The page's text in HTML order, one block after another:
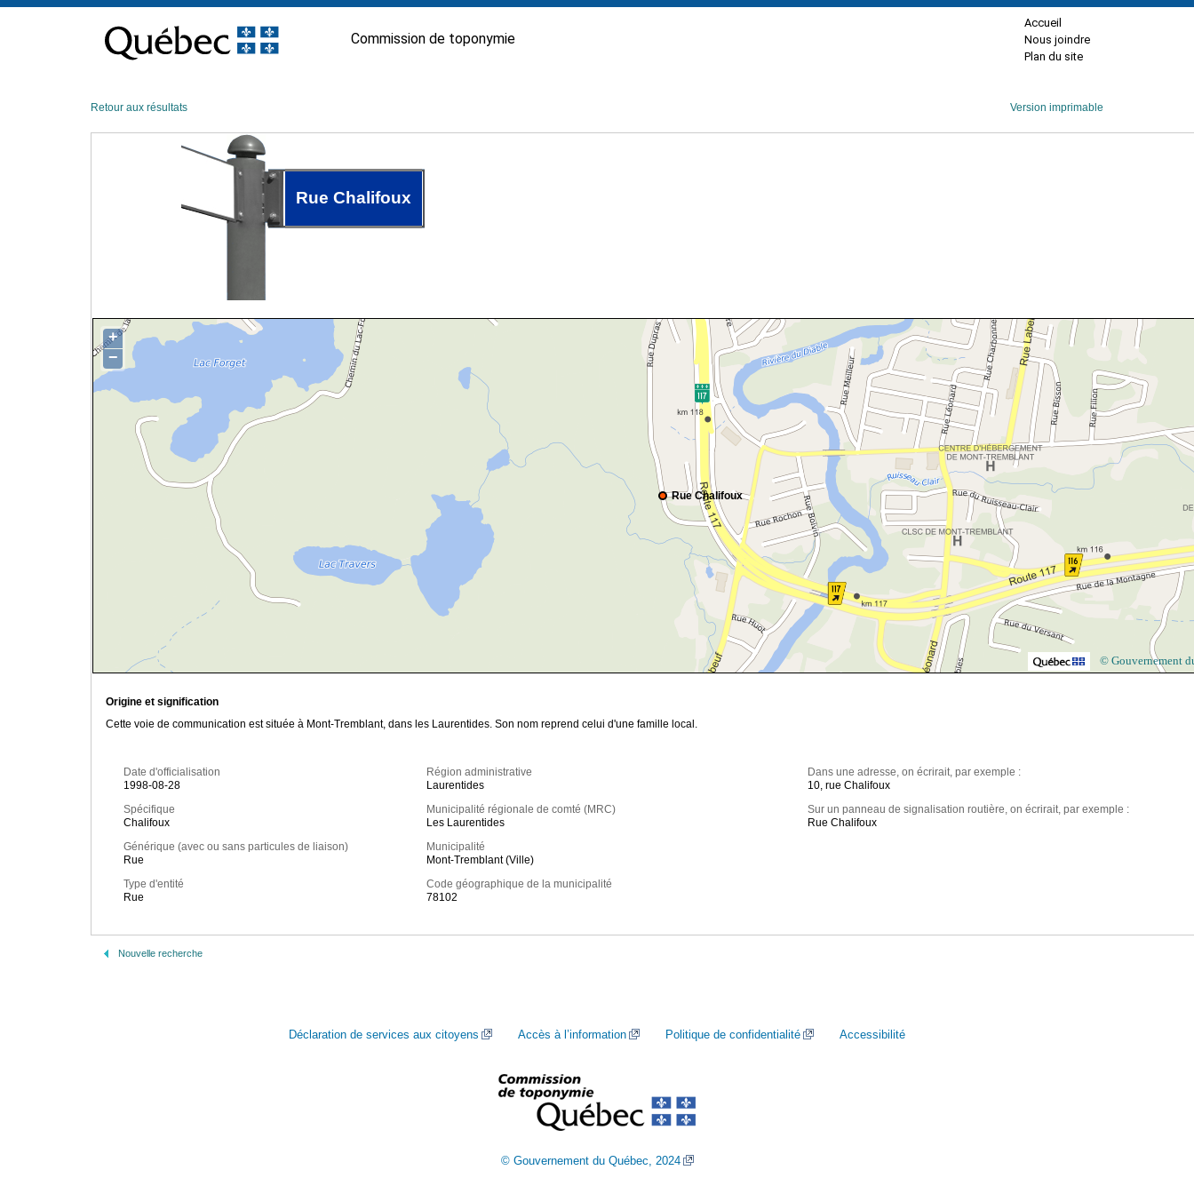
contenu
Commission de toponymie
Accueil
Nous joindre
Plan du site
Retour aux résultats Version imprimable
Rue Chalifoux
Rue Chalifoux
+
−
© Gouvernement
Origine et signification
Cette voie de communication est située à Mont-Tremblant, dans les Laurentides. Son nom reprend celui d'une famille local.
Date d'officialisation
1998-08-28
Spécifique
Chalifoux
Générique (avec ou sans particules de liaison)
Rue
Type d'entité
Rue
Région administrative
Laurentides
Municipalité régionale de comté (MRC)
Les Laurentides
Municipalité
Mont-Tremblant (Ville)
Code géographique de la municipalité
78102
Dans une adresse, on écrirait, par exemple :
10, rue Chalifoux
Sur un panneau de signalisation routière, on écrirait, par exemple :
Rue Chalifoux
Nouvelle recherche
Déclaration de services aux citoyens Accès à l’information Politique de confidentialité Accessibilité
© Gouvernement du Québec, 2024